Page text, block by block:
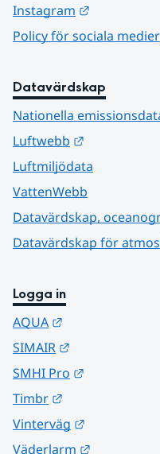
Instagram
Policy för sociala medier
Datavärdskap
Nationella
Luftwebb
Luftmiljödata
VattenWebb
Datavärdskap,
Datavärdskap för
Logga in
AQUA
SIMAIR
SMHI Pro
Timbr
Vinterväg
Väderlarm